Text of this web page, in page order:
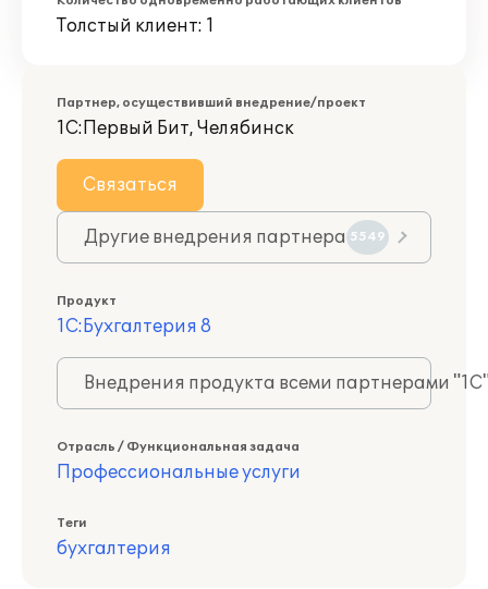
Толстый клиент: 1
Партнер, осуществивший внедрение/проект
1С:Первый Бит, Челябинск
Связаться
Другие внедрения партнера 5549
Продукт
1С:Бухгалтерия 8
Внедрения продукта всеми партнерами
Отрасль / Функциональная задача
Профессиональные услуги
Теги
бухгалтерия